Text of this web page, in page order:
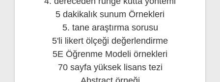
5 dakikalık sunum Örnekleri
5. tane araştırma sorusu
5'li likert ölçeği değerlendirme
5E Öğrenme Modeli örnekleri
70 sayfa yüksek lisans tezi